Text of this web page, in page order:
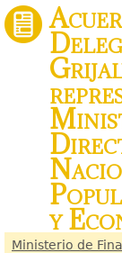
y
Ministerio de